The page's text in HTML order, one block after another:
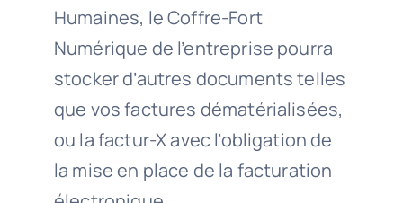
Humaines, le Coffre-Fort
Numérique de l’entreprise pourra
stocker d’autres documents telles
que vos factures dématérialisées,
ou la factur-X avec l’obligation de
la mise en place de la facturation